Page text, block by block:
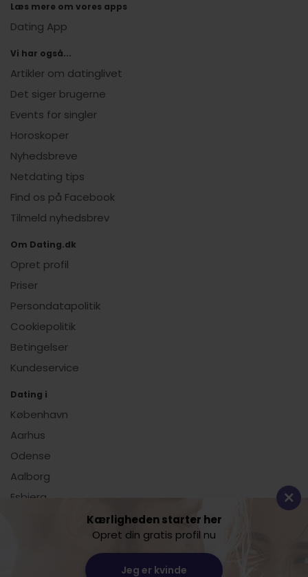
Læs mere om vores apps
Dating App
Vi har også...
Artikler om datinglivet
Det siger brugerne
Events for singler
Horoskoper
Nyhedsbreve
Netdating tips
Find os på Facebook
Tilmeld nyhedsbrev
Om Dating.dk
Opret profil
Priser
Persondatapolitik
Cookiepolitik
Betingelser
Kundeservice
Dating i
København
Aarhus
Odense
Aalborg
Esbjerg
Lille Sct. Hans Gade 11
Kærligheden starter her
Opret din gratis profil nu
Jeg er kvinde